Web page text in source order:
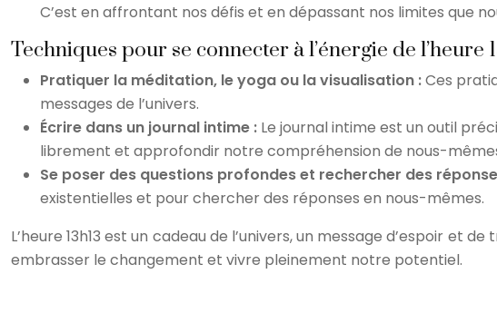
C’est en affrontant nos défis et en dépassant nos limites que
Techniques pour se connecter à l’énergie de l’heure
Pratiquer la méditation, le yoga ou la visualisation :Ces
messages de l’univers.
Écrire dans un journal intime : Le journal intime est un outil
librement et approfondir notre compréhension de nous-
Se poser des questions profondes et rechercher des
existentielles et pour chercher des réponses en nous-mêmes.
L’heure 13h13 est un cadeau de l’univers, un message d’espoir
embrasser le changement et vivre pleinement notre potentiel.